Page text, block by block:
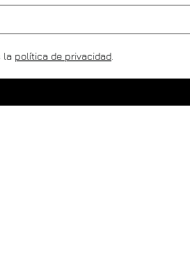
la política de privacidad